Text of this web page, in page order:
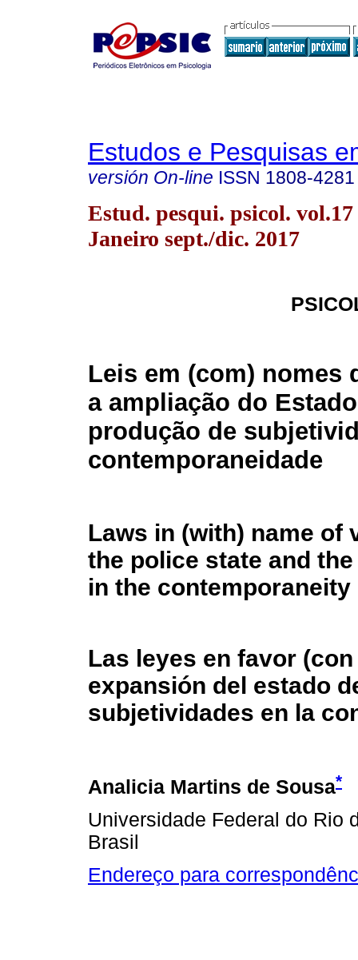
Estudos e Pesquisas
versión On-line ISSN 1808-4281
Estud. pesqui. psicol.
Janeiro sept./dic. 2017
Leis em (com) nomes
a ampliação do
produção de
contemporaneidade
Laws in (with) name of
the police state and
in the contemporaneity
Las leyes en favor
expansión del estado
subjetividades en la
Analicia Martins de Sousa*
Universidade Federal do Rio
Brasil
Endereço para